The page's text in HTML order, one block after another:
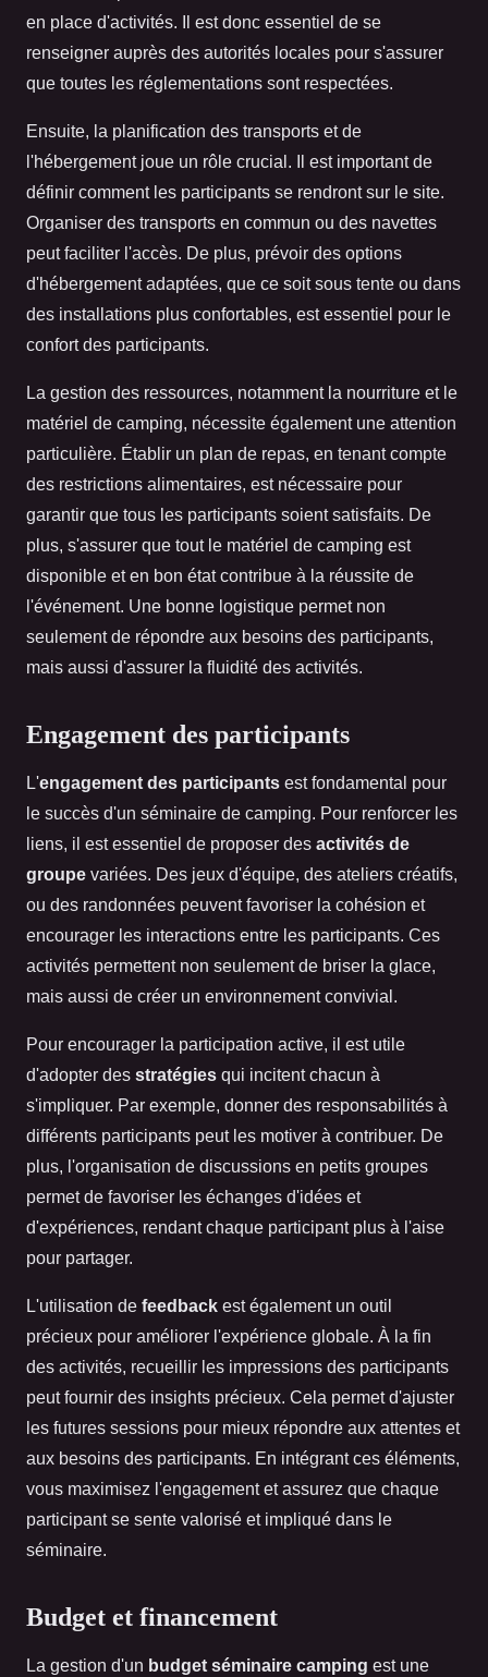
en place d'activités. Il est donc essentiel de se
renseigner auprès des autorités locales pour s'assurer
que toutes les réglementations sont respectées.
Ensuite, la planification des transports et de
l'hébergement joue un rôle crucial. Il est important de
définir comment les participants se rendront sur le site.
Organiser des transports en commun ou des navettes
peut faciliter l'accès. De plus, prévoir des options
d'hébergement adaptées, que ce soit sous tente ou dans
des installations plus confortables, est essentiel pour le
confort des participants.
La gestion des ressources, notamment la nourriture et le
matériel de camping, nécessite également une attention
particulière. Établir un plan de repas, en tenant compte
des restrictions alimentaires, est nécessaire pour
garantir que tous les participants soient satisfaits. De
plus, s'assurer que tout le matériel de camping est
disponible et en bon état contribue à la réussite de
l'événement. Une bonne logistique permet non
seulement de répondre aux besoins des participants,
mais aussi d'assurer la fluidité des activités.
Engagement des participants
L'engagement des participants est fondamental pour
le succès d'un séminaire de camping. Pour renforcer les
liens, il est essentiel de proposer des activités de
groupe variées. Des jeux d'équipe, des ateliers créatifs,
ou des randonnées peuvent favoriser la cohésion et
encourager les interactions entre les participants. Ces
activités permettent non seulement de briser la glace,
mais aussi de créer un environnement convivial.
Pour encourager la participation active, il est utile
d'adopter des stratégies qui incitent chacun à
s'impliquer. Par exemple, donner des responsabilités à
différents participants peut les motiver à contribuer. De
plus, l'organisation de discussions en petits groupes
permet de favoriser les échanges d'idées et
d'expériences, rendant chaque participant plus à l'aise
pour partager.
L'utilisation de feedback est également un outil
précieux pour améliorer l'expérience globale. À la fin
des activités, recueillir les impressions des participants
peut fournir des insights précieux. Cela permet d'ajuster
les futures sessions pour mieux répondre aux attentes et
aux besoins des participants. En intégrant ces éléments,
vous maximisez l'engagement et assurez que chaque
participant se sente valorisé et impliqué dans le
séminaire.
Budget et financement
La gestion d'un budget séminaire camping est une